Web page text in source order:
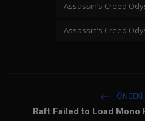
Assassin’s Creed
Assassin’s Creed
ÖNCEKI
Raft Failed to Load Mono